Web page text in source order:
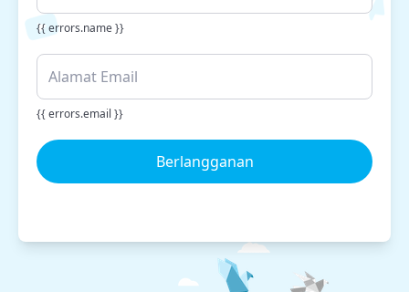
{{ errors.name }}
{{ errors.email }}
Berlangganan